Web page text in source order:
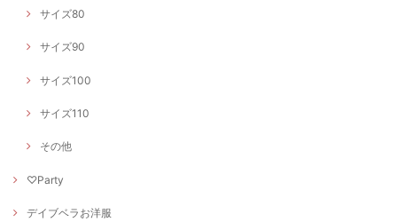
サイズ80
サイズ90
サイズ100
サイズ110
その他
♡Party
デイブベラお洋服